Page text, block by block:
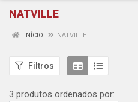
NATVILLE
INÍCIO NATVILLE
Filtros
3 produtos ordenados por: